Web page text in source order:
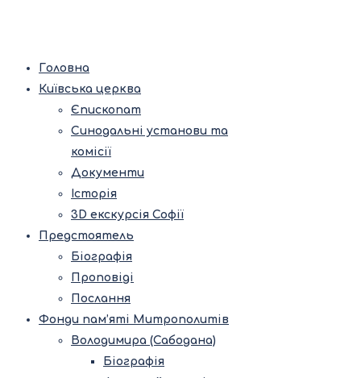
Головна
Київська церква
Єпископат
Синодальні установи та
комісії
Документи
Історія
3D екскурсія Софії
Предстоятель
Біографія
Проповіді
Послання
Фонди пам’яті Митрополитів
Володимира (Сабодана)
Біографія